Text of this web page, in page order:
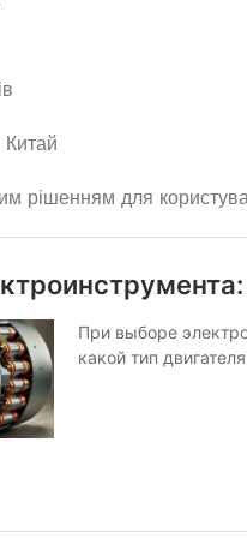
Китай
рішенням для